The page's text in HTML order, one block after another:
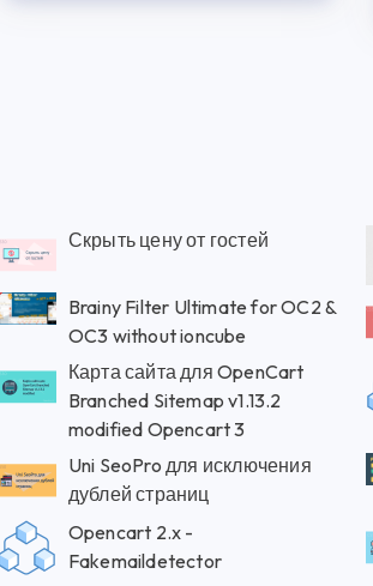
Скрыть цену от гостей
Brainy Filter Ultimate for OC2 &
OC3 without ioncube
Карта сайта для OpenCart
Branched Sitemap v1.13.2
modified Opencart 3
Uni SeoPro для исключения
дублей страниц
Opencart 2.x -
Fakemaildetector